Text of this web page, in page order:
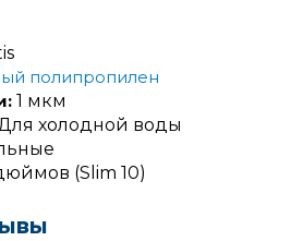
полипропилен
1 мкм
холодной воды
(Slim 10)